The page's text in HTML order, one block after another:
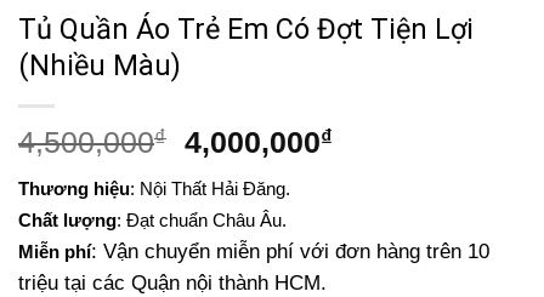
Tủ Quần Áo Trẻ Em Có Đợt Tiện Lợi
(Nhiều Màu)
4,500,000₫
Giá
là:
4,500,000₫.
4,000,000₫Giá
4,000,000₫.
Thương hiệu: Nội Thất Hải Đăng.
Chất lượng: Đạt chuẩn Châu Âu.
Miễn phí: Vận chuyển miễn phí với đơn hàng trên 10
triệu tại các Quận nội thành HCM.